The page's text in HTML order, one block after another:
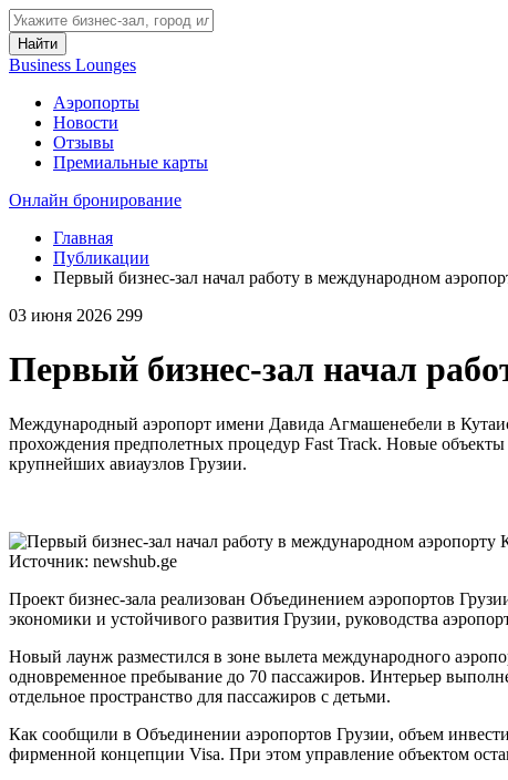
Найти
Business Lounges
Аэропорты
Новости
Отзывы
Премиальные карты
Онлайн бронирование
Главная
Публикации
Первый бизнес-зал начал работу в международном
03 июня 2026 299
Первый бизнес-зал начал
Международный аэропорт имени Давида Агмашенебели в
прохождения предполетных процедур Fast Track. Новые
крупнейших авиаузлов Грузии.
Источник: newshub.ge
Проект бизнес-зала реализован Объединением аэропортов
экономики и устойчивого развития Грузии, руководства
Новый лаунж разместился в зоне вылета международного
одновременное пребывание до 70 пассажиров. Интерьер
отдельное пространство для пассажиров с детьми.
Как сообщили в Объединении аэропортов Грузии, объем
фирменной концепции Visa. При этом управление объектом